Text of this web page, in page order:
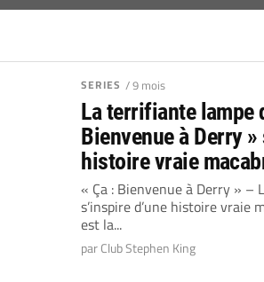
SERIES / 9 mois
La terrifiante lampe
Bienvenue à Derry »
histoire vraie
« Ça : Bienvenue à Derry » –
s’inspire d’une histoire
est la...
par Club Stephen King